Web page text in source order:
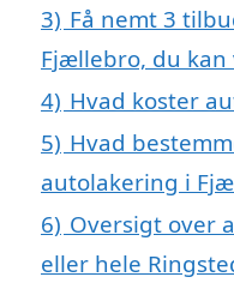
3) Få nemt 3
Fjællebro, du
4) Hvad koster
5) Hvad
autolakering i
6) Oversigt over
eller hele